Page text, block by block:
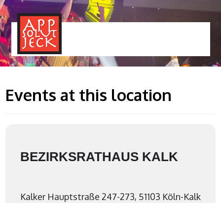
Events at this location
BEZIRKSRATHAUS KALK
Kalker Hauptstraße 247-273, 51103 Köln-Kalk